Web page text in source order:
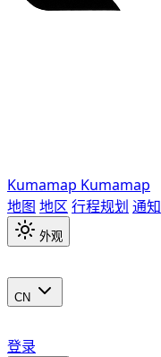
Kumamap Kumamap
地图 地区 行程规划 通知
外观
CN
登录